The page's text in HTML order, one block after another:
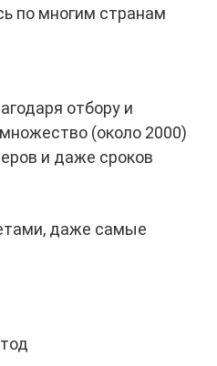
по многим странам
отбору и
(около 2000)
и даже сроков
даже самые